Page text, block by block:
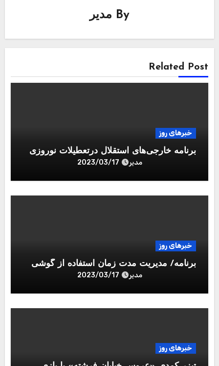
By مدیر
Related Post
خبرهای روز
برنامه خارجی‌های استقلال درتعطیلات نوروزی
مدیر 2023/03/17
خبرهای روز
برنامه/ مدیریت مدت زمان استفاده از گوشی
مدیر 2023/03/17
خبرهای روز